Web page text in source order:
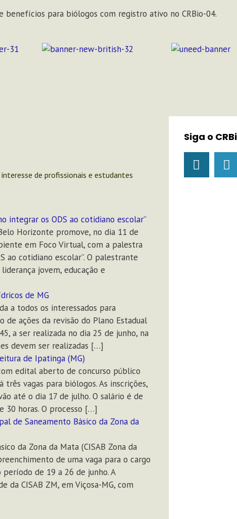
benefícios para biólogos com registro ativo no CRBio-04.
de profissionais e estudantes
integrar os ODS ao cotidiano escolar”
Horizonte promove, no dia 11 de
em Foco Virtual, com a palestra
ao cotidiano escolar”. O palestrante
jovem, educação e
de MG
a todos os interessados para
ações da revisão do Plano Estadual
a ser realizada no dia 25 de junho, na
devem ser realizadas […]
de Ipatinga (MG)
edital aberto de concurso público
vagas para biólogos. As inscrições,
até o dia 17 de julho. O salário é de
30 horas. O processo […]
de Saneamento Básico da Zona da
da Zona da Mata (CISAB Zona da
de uma vaga para o cargo
de 19 a 26 de junho. A
da CISAB ZM, em Viçosa-MG, com
Siga o
I
n
s
Y
o
u